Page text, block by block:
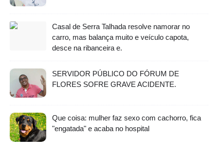
Casal de Serra Talhada resolve namorar no
carro, mas balança muito e veículo capota,
desce na ribanceira e.
SERVIDOR PÚBLICO DO FÓRUM DE
FLORES SOFRE GRAVE ACIDENTE.
Que coisa: mulher faz sexo com cachorro, fica
"engatada" e acaba no hospital